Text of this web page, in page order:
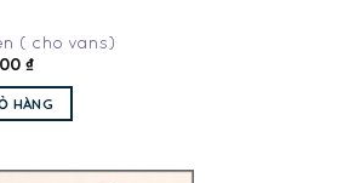
( cho vans)
₫
HÀNG